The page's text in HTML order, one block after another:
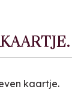
kaartje.